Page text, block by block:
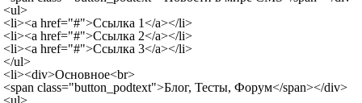
<ul>
<li><a href="#">Ссылка 1</a></li>
<li><a href="#">Ссылка 2</a></li>
<li><a href="#">Ссылка 3</a></li>
</ul>
<li><div>Основное<br>
<span class="button_podtext">Блог, Тесты, Форум</span></div>
<ul>